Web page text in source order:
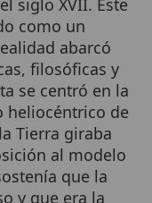
filosóficas y
centró en la
de
giraba
al modelo
que la
que era la
literal de
intento de